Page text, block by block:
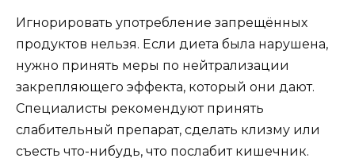
Игнорировать употребление запрещённых
продуктов нельзя. Если диета была нарушена,
нужно принять меры по нейтрализации
закрепляющего эффекта, который они дают.
Специалисты рекомендуют принять
слабительный препарат, сделать клизму или
съесть что-нибудь, что послабит кишечник.